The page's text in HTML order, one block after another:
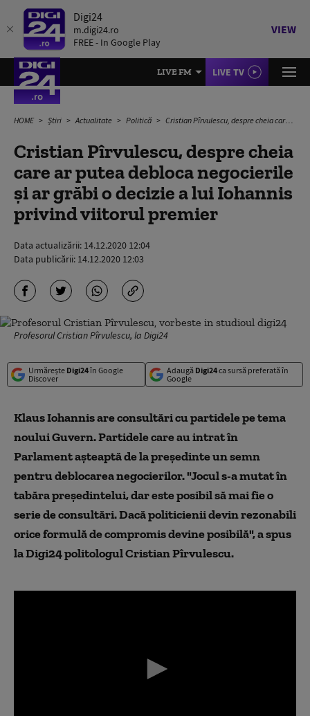
Digi24
m.digi24.ro
FREE - In Google Play
VIEW
LIVE FM LIVE TV
HOME Știri Actualitate Politică Cristian Pîrvulescu, despre cheia care ar putea debloca negocierile și ar grăbi o decizie a lui Iohannis privind viitorul premier
Cristian Pîrvulescu, despre cheia
care ar putea debloca negocierile
și ar grăbi o decizie a lui Iohannis
privind viitorul premier
Data actualizării: 14.12.2020 12:04
Data publicării: 14.12.2020 12:03
Profesorul Cristian Pîrvulescu, la Digi24
Urmărește Digi24în Google
Discover
Adaugă Digi24ca sursă preferată în
Google
Klaus Iohannis are consultări cu partidele pe tema
noului Guvern. Partidele care au intrat în
Parlament așteaptă de la președinte un semn
pentru deblocarea negocierilor. "Jocul s-a mutat în
tabăra președintelui, dar este posibil să mai fie o
serie de consultări. Dacă politicienii devin rezonabili
orice formulă de compromis devine posibilă", a spus
la Digi24 politologul Cristian Pîrvulescu.